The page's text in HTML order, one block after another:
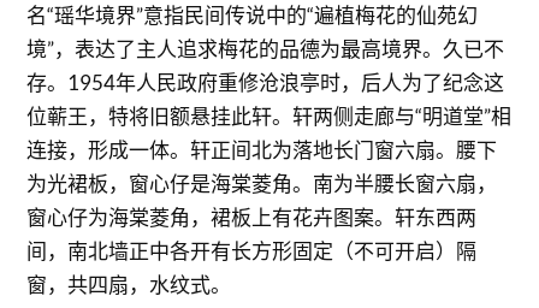
名“瑶华境界”意指民间传说中的“遍植梅花的仙苑幻
境”，表达了主人追求梅花的品德为最高境界。久已不
存。1954年人民政府重修沧浪亭时，后人为了纪念这
位蕲王，特将旧额悬挂此轩。轩两侧走廊与“明道堂”相
连接，形成一体。轩正间北为落地长门窗六扇。腰下
为光裙板，窗心仔是海棠菱角。南为半腰长窗六扇，
窗心仔为海棠菱角，裙板上有花卉图案。轩东西两
间，南北墙正中各开有长方形固定（不可开启）隔
窗，共四扇，水纹式。